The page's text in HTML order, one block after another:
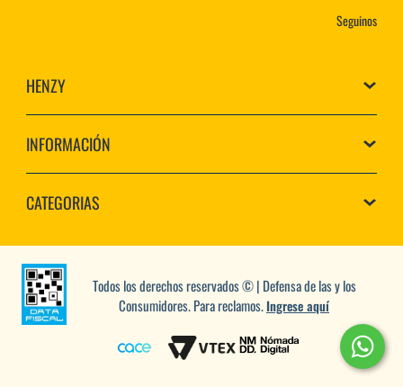
Seguinos
HENZY
INFORMACIÓN
CATEGORIAS
Todos los derechos reservados © | Defensa de las y los
Consumidores. Para reclamos.Ingrese aquí